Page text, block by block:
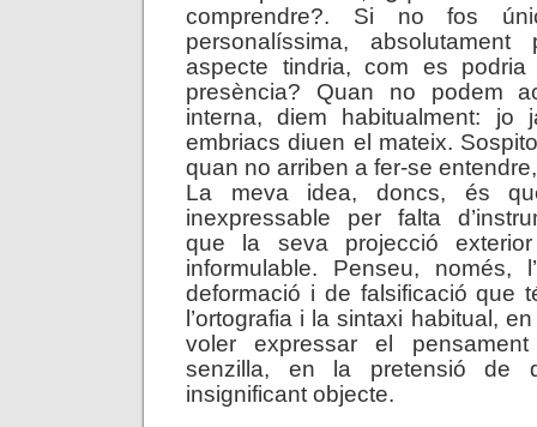
comprendre?. Si no fos
personalíssima, absolutament
aspecte tindria, com es
presència? Quan no podem
interna, diem habitualment: jo
embriacs diuen el mateix.
quan no arriben a fer-se
La meva idea, doncs, és
inexpressable per falta
que la seva projecció
informulable. Penseu, només,
deformació i de falsificació que
l’ortografia i la sintaxi habitual,
voler expressar el pensament
senzilla, en la pretensió de
insignificant objecte.